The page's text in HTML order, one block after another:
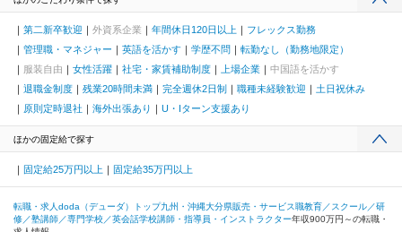
第二新卒歓迎 外資系企業 年間休日120日以上
フレックス勤務
管理職・マネジャー
英語を活かす 学歴不問
転勤なし（勤務地限定）
服装自由
女性活躍 社宅・家賃補助制度 上場企業
中国語を活かす
退職金制度
残業20時間未満 完全週休2日制 職種未経験歓迎
土日祝休み
原則定時退社
海外出張あり U・Iターン支援あり
ほかの固定給で探す
固定給25万円以上 固定給35万円以上
転職・求人doda（デューダ）トップ九州・沖縄大分県販売・サービス職教育／スクール／研
修／塾講師／専門学校／英会話学校講師・指導員・インストラクター年収900万円～の転職・